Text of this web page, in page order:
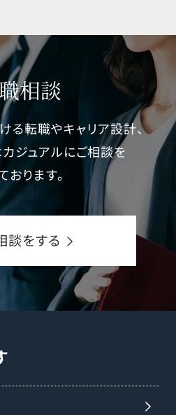
も、デジタルの活用
メントの工夫により、成
ビジネスです。性別を問
アマネジメント、面談
あるスキルの向上が求
機会の提供もさること
て自己成長が可能です。
高い知識を習得する
可能な事前学習を用意
ペースで学習を進めてい
では事前学習では分
場での情報を補完して
ています。 【具体的
あたりまえに挑戦し、
して、患者さんのQOL
ともに市場を創造する
院を持ち、整形外科医
合糸・皮膚用接着剤の
動する ○自社製品の安
めの情報提供を行い、
れる環境に貢献する ○
当テリトリー・病院外
発揮する
相談
る転職やキャリア設計、
ジュアルにご相談を
おります。
談をする